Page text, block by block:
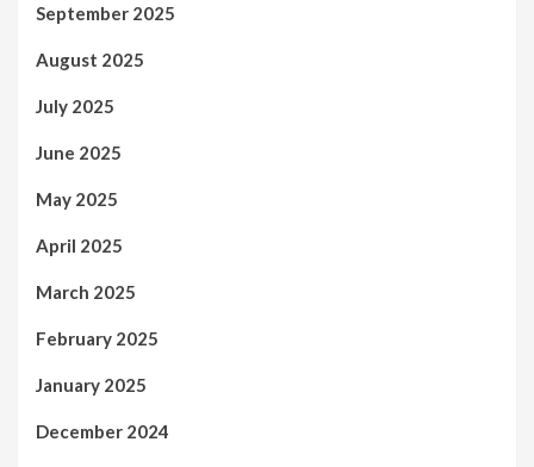
September 2025
August 2025
July 2025
June 2025
May 2025
April 2025
March 2025
February 2025
January 2025
December 2024